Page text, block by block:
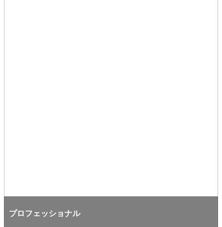
プロフェッショナル